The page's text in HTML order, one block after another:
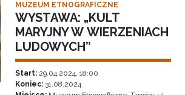
MUZEUM ETNOGRAFICZNE
WYSTAWA: „KULT
MARYJNY W WIERZENIACH
LUDOWYCH”
Start:29.04.2024, 18:00
Koniec:31.08.2024